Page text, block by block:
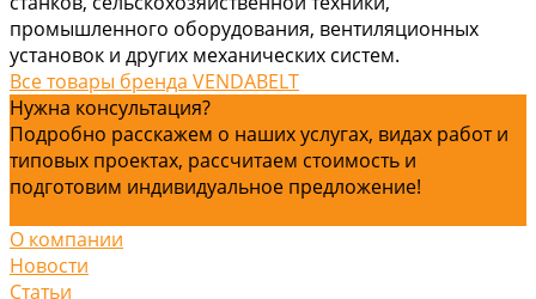
промышленного оборудования, вентиляционных
установок и других механических систем.
Все товары бренда VENDABELT
Нужна консультация?
Подробно расскажем о наших услугах, видах работ и
типовых проектах, рассчитаем стоимость и
подготовим индивидуальное предложение!
О компании
Новости
Статьи